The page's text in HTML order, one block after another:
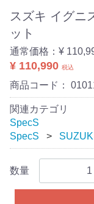
スズキ イグニ
ット
通常価格： ¥
¥ 110,990 税込
商品コード：
関連カテゴリ
SpecS
SpecS
SUZUKI
数量